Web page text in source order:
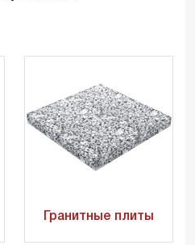
Гранитные плиты